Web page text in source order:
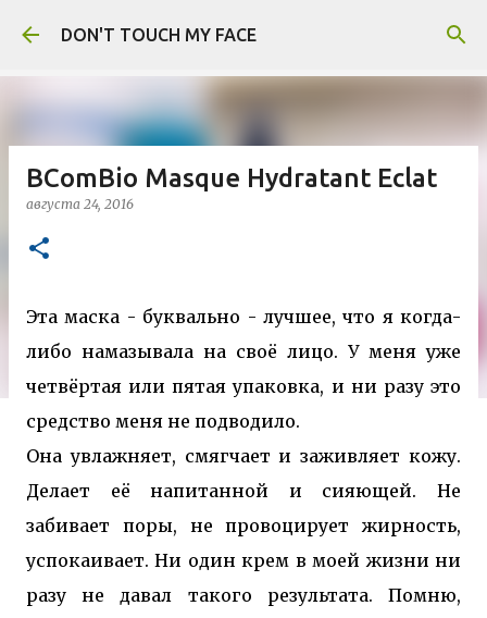
К основному контенту
DON'T TOUCH MY FACE
BComBio Masque Hydratant Eclat
августа 24, 2016
Эта маска - буквально - лучшее, что я когда-
либо намазывала на своё лицо. У меня уже
четвёртая или пятая упаковка, и ни разу это
средство меня не подводило.
Она увлажняет, смягчает и заживляет кожу.
Делает её напитанной и сияющей. Не
забивает поры, не провоцирует жирность,
успокаивает. Ни один крем в моей жизни ни
разу не давал такого результата. Помню,